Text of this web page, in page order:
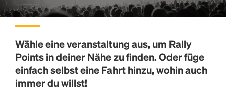
Wähle eine veranstaltung aus, um Rally
Pointsin deiner Nähe zu finden. Oder füge
einfach selbst eine Fahrt hinzu, wohin auch
immer du willst!